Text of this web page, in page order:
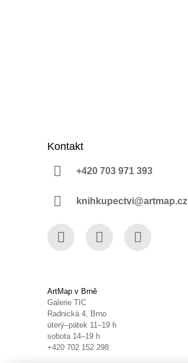
Kontakt
+420 703 971 393
knihkupectvi@artmap.cz
ArtMap v Brně
Galerie TIC
Radnická 4, Brno
úterý–pátek 11–19 h
sobota 14–19 h
+420 702 152 298